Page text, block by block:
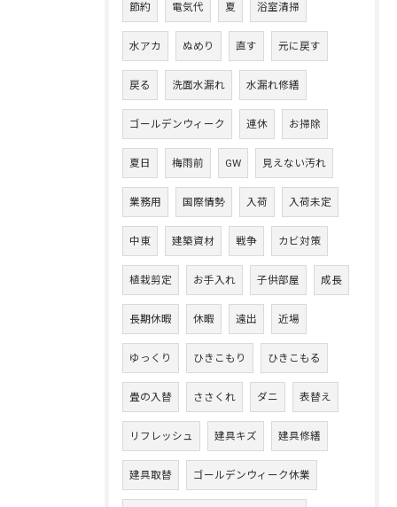
節約 電気代 夏 浴室清掃
水アカ ぬめり 直す 元に戻す
戻る 洗面水漏れ 水漏れ修繕
ゴールデンウィーク 連休 お掃除
夏日 梅雨前 GW 見えない汚れ
業務用 国際情勢 入荷 入荷未定
中東 建築資材 戦争 カビ対策
植栽剪定 お手入れ 子供部屋 成長
長期休暇 休暇 遠出 近場
ゆっくり ひきこもり ひきこもる
畳の入替 ささくれ ダニ 表替え
リフレッシュ 建具キズ 建具修繕
建具取替 ゴールデンウィーク休業